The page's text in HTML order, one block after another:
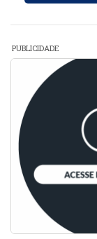
PUBLICIDADE